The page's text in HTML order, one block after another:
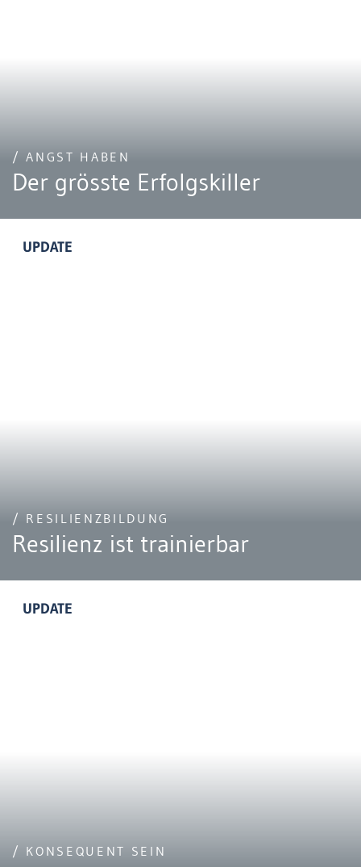
/ ANGST HABEN
Der grösste Erfolgskiller
UPDATE
/ RESILIENZBILDUNG
Resilienz ist trainierbar
UPDATE
/ KONSEQUENT SEIN